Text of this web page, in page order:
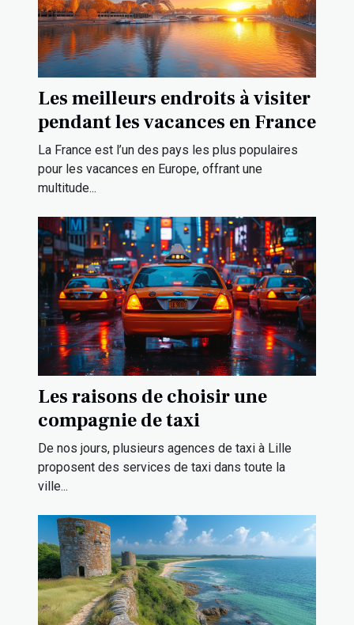
Les meilleurs endroits à visiter
pendant les vacances en France
La France est l’un des pays les plus populaires
pour les vacances en Europe, offrant une
multitude...
Les raisons de choisir une
compagnie de taxi
De nos jours, plusieurs agences de taxi à Lille
proposent des services de taxi dans toute la
ville...